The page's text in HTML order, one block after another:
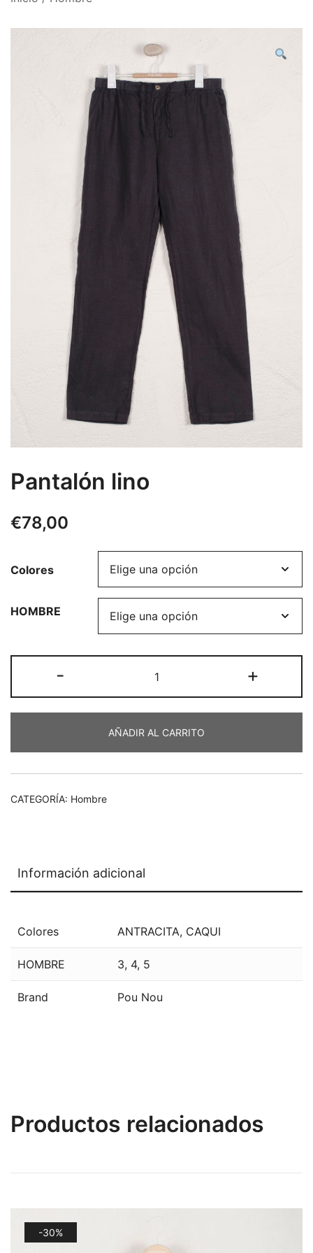
Pantalón lino
€78,00
Colores
HOMBRE
-
lino
cantidad
+
AÑADIR AL CARRITO
CATEGORÍA: Hombre
Información adicional
Colores ANTRACITA, CAQUI
HOMBRE 3, 4, 5
Brand Pou Nou
Productos relacionados
-30%